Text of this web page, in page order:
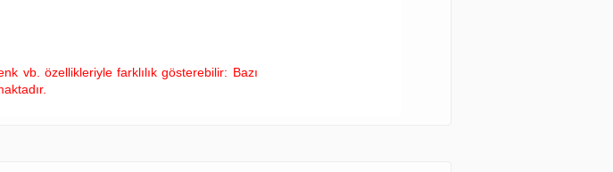
vb. özellikleriyle farklılık gösterebilir: Bazı